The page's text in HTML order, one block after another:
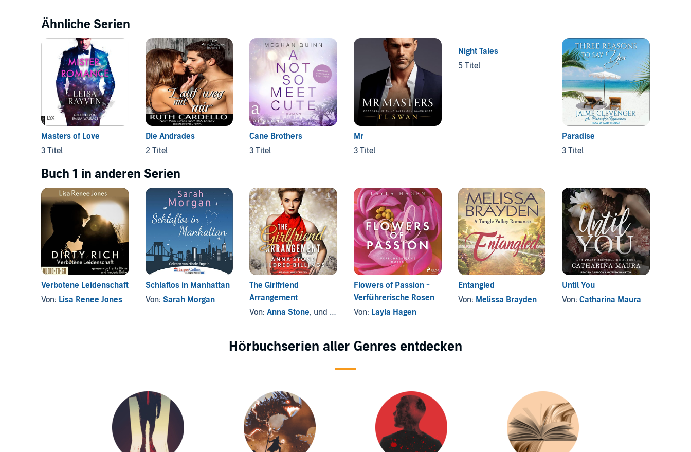
Ähnliche Serien
Masters of Love
3 Titel
Die Andrades
2 Titel
Cane Brothers
3 Titel
Mr
3 Titel
Night Tales
5 Titel
Paradise
3 Titel
Buch 1 in anderen Serien
Verbotene Leidenschaft
Von: Lisa Renee Jones
Schlaflos in Manhattan
Von: Sarah Morgan
The Girlfriend
Arrangement
Von:Anna Stone, und andere
Flowers of Passion -
Verführerische Rosen
Von: Layla Hagen
Entangled
Von: Melissa Brayden
Until You
Von:Catharina Maura
Hörbuchserien aller Genres entdecken